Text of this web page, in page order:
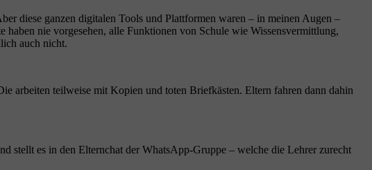
diese ganzen digitalen Tools und Plattformen waren – in meinen Augen –
nie vorgesehen, alle Funktionen von Schule wie Wissensvermittlung,
auch nicht.
arbeiten teilweise mit Kopien und toten Briefkästen. Eltern fahren dann dahin
stellt es in den Elternchat der WhatsApp-Gruppe – welche die Lehrer zurecht